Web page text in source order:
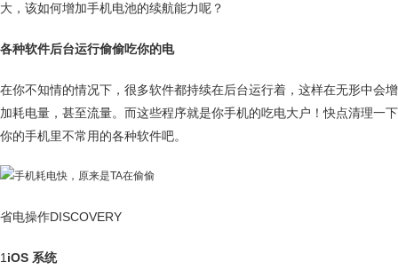
大，该如何增加手机电池的续航能力呢？
各种软件后台运行偷偷吃你的电
在你不知情的情况下，很多软件都持续在后台运行着，这样在无形中会增
加耗电量，甚至流量。而这些程序就是你手机的吃电大户！快点清理一下
你的手机里不常用的各种软件吧。
省电操作DISCOVERY
1 iOS 系统